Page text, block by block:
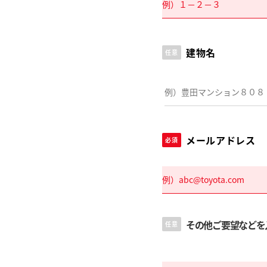
任意 建物名
必須 メールアドレス
任意 その他ご要望など